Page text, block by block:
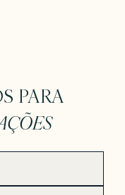
PARA